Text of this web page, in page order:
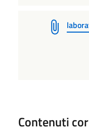
Contenuti